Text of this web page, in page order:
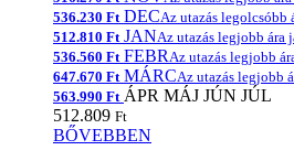
536.230 Ft DECAz utazás legolcsóbb
512.810 Ft JANAz utazás legjobb ára
536.560 Ft FEBR Az utazás legjobb
647.670 Ft MÁRCAz utazás legjobb
563.990 Ft ÁPR MÁJ JÚN JÚL
512.809 Ft
BŐVEBBEN